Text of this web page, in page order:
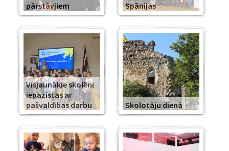
pārstāvjiem
Spānijas
Visjaunākie skolēni
iepazīstas ar
pašvaldības darbu
Skolotāju dienā